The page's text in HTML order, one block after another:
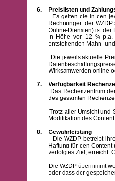
6.
Preislisten und
Es gelten die in den
Rechnungen der
Online-Diensten) ist der
in Höhe von 12 % p.a.
entstehenden Mahn-
Die jeweils aktuelle
Wirksamwerden online
7.
Verfügbarkeit
Das Rechenzentrum der
des gesamten
Trotz aller Umsicht und
Modifikation des
8.
Gewährleistung
Die WZDP betreibt ihre
Haftung für den
verfolgtes Ziel, erreicht.
Die WZDP übernimmt
oder dass der